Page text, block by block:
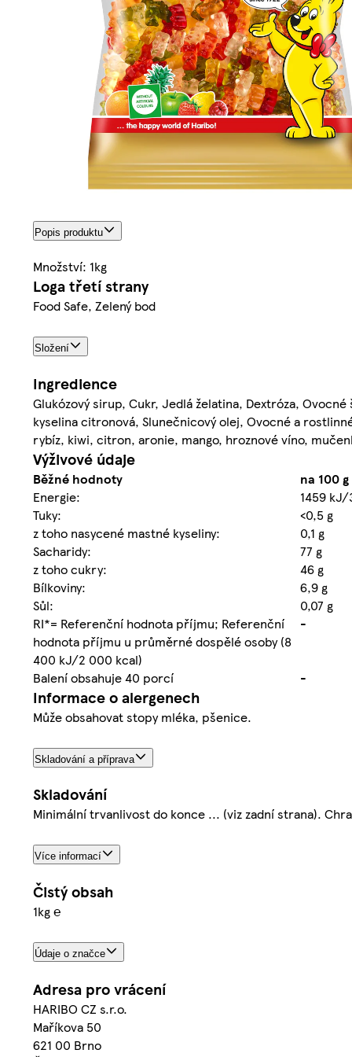
Popis produktu
Množství: 1kg
Loga třetí strany
Food Safe, Zelený bod
Složení
Ingredience
Glukózový sirup, Cukr, Jedlá želatina, Dextróza,
kyselina citronová, Slunečnicový olej, Ovocné a
rybíz, kiwi, citron, aronie, mango, hroznové víno,
Výživové údaje
Běžné hodnoty
na 100 g
Energie:
1459
Tuky:
<0,5 g
z toho nasycené mastné kyseliny:
0,1 g
Sacharidy:
77 g
z toho cukry:
46 g
Bílkoviny:
6,9 g
Sůl:
0,07 g
RI*= Referenční hodnota příjmu; Referenční
hodnota příjmu u průměrné dospělé osoby (8
400 kJ/2 000 kcal)
-
Balení obsahuje 40 porcí -
Informace o alergenech
Může obsahovat stopy mléka, pšenice.
Skladování a příprava
Skladování
Minimální trvanlivost do konce ... (viz zadní strana).
Více informací
Čistý obsah
1kg ℮
Údaje o značce
Adresa pro vrácení
HARIBO CZ s.r.o.
Maříkova 50
621 00 Brno